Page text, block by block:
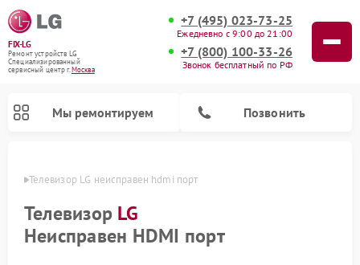
FIX-LG
Ремонт устройств LG
Специализированный
cервисный центр г.Москва
+7 (495) 023-73-25
Ежедневно с 9:00 до 21:00
+7 (800) 100-33-26
Звонок бесплатный по РФ
Мы ремонтируем Позвонить
Телевизор LG неисправен hdmi порт
Телевизор LG
Неисправен HDMI порт